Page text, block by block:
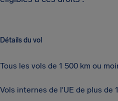
Détails du vol
Tous les vols de 1 500 km ou
Vols internes de l'UE de plus de